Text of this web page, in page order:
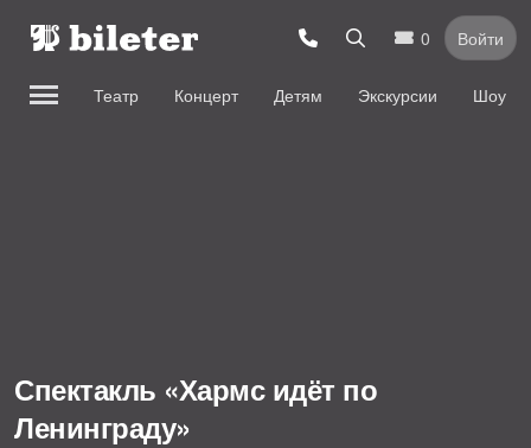
0 Войти
Театр Концерт Детям Экскурсии Шоу
Спектакль «Хармс идёт по
Ленинграду»